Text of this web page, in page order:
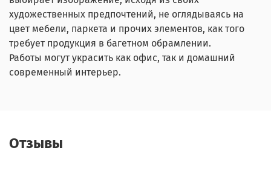
художественных предпочтений, не оглядываясь на
цвет мебели, паркета и прочих элементов, как того
требует продукция в багетном обрамлении.
Работы могут украсить как офис, так и домашний
современный интерьер.
Отзывы